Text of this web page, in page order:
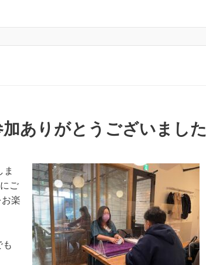
ありがとうございました
ま
ご
楽
も